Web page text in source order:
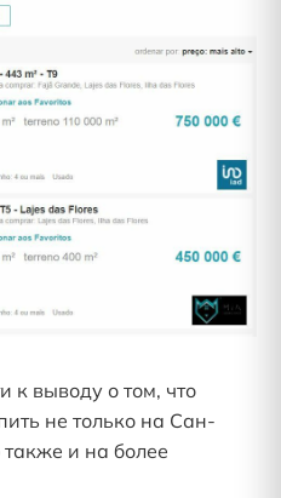
к выводу о том, что
не только на Сан-
и на более